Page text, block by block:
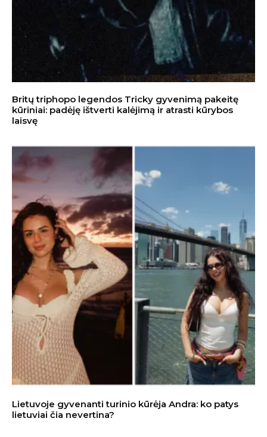
Britų triphopo legendos Tricky gyvenimą pakeitę
kūriniai: padėję ištverti kalėjimą ir atrasti kūrybos
laisvę
Lietuvoje gyvenanti turinio kūrėja Andra: ko patys
lietuviai čia nevertina?